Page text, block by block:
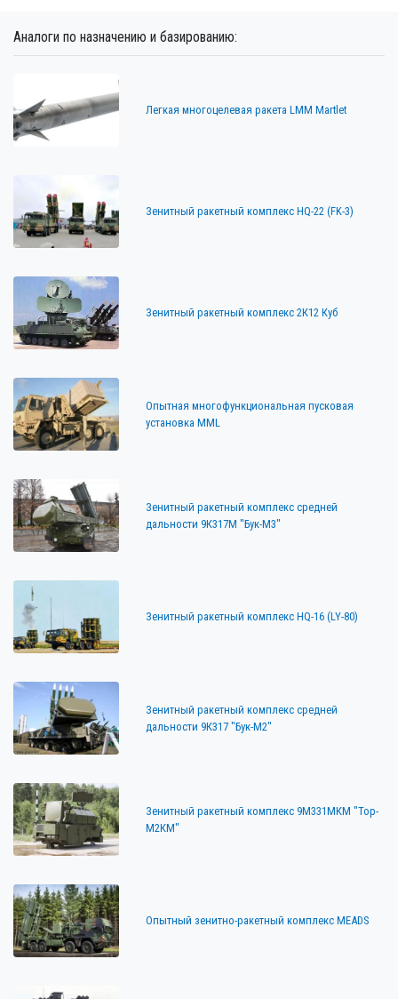
Аналоги по назначению и базированию:
Легкая многоцелевая ракета LMM Martlet
Зенитный ракетный комплекс HQ-22 (FK-3)
Зенитный ракетный комплекс 2К12 Куб
Опытная многофункциональная пусковая
установка MML
Зенитный ракетный комплекс средней
дальности 9К317М "Бук-М3"
Зенитный ракетный комплекс HQ-16 (LY-80)
Зенитный ракетный комплекс средней
дальности 9К317 "Бук-М2"
Зенитный ракетный комплекс 9М331МКМ "Тор-
M2КМ"
Опытный зенитно-ракетный комплекс MEADS